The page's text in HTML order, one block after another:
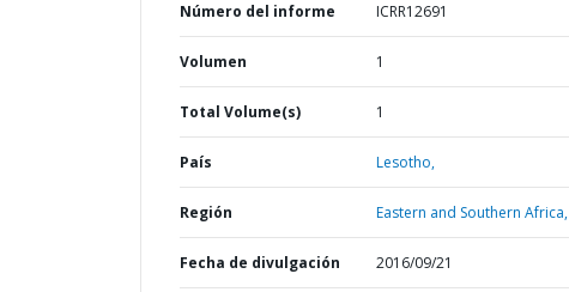
Número del informe ICRR12691
Volumen 1
Total Volume(s) 1
País Lesotho,
Región Eastern and Southern Africa,
Fecha de divulgación 2016/09/21